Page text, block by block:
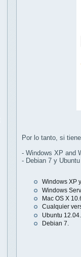
Por lo tanto, si
- Windows XP and
- Debian 7 y
Windows XP
Windows
Mac OS X
Cualquier
Ubuntu 12.04.
Debian 7.